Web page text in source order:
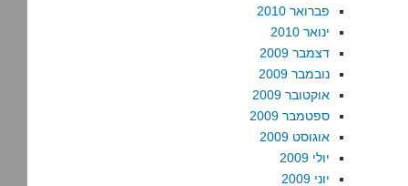
פברואר 2010
ינואר 2010
דצמבר 2009
נובמבר 2009
אוקטובר 2009
ספטמבר 2009
אוגוסט 2009
יולי 2009
יוני 2009